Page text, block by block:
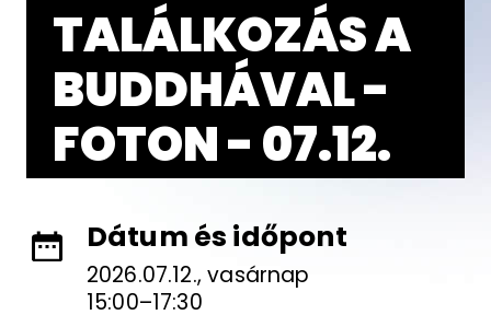
TALÁLKOZÁS A
BUDDHÁVAL -
FOTON - 07.12.
Dátum és időpont
2026.07.12., vasárnap
15:00–17:30